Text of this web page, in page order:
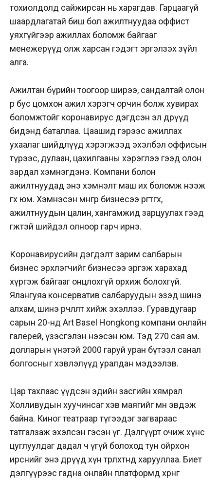
тохиолдолд сайжирсан нь харагдав. Гарцаагүй
шаардлагатай биш бол ажилтнуудаа оффист
уяхгүйгээр ажиллах боломж байгааг
менежерүүд олж харсан гэдэгт эргэлзэх зүйл
алга.
Ажилтан бүрийн тоогоор ширээ, сандалтай олон
өрөө бус цомхон ажил хэрэгч орчин болж хувирах
боломжтойг коронавирус дэгдсэн эл өдрүүд
бидэнд баталлаа. Цаашид гэрээс ажиллах
ухаалаг шийдлүүд хэрэгжээд эхэлбэл оффисын
түрээс, дулаан, цахилгааны хэрэглээ гээд олон
зардал хэмнэгдэнэ. Компани болон
ажилтнуудад энэ хэмнэлт маш их боломж нээж
өгөх юм. Хэмнэсэн мөнгөөрөө бизнесээ өргөтгөх,
ажилтнуудын цалин, хангамжид зарцуулах гээд
өгөөжтэй шийдэл олноор гарч ирнэ.
Коронавирусийн дэгдэлт зарим салбарын
бизнес эрхлэгчийг бизнесээ эргэж харахад
хүргэж байгааг онцлохгүй орхиж болохгүй.
Ялангуяа консерватив салбаруудын эзэд шинэ
алхам, шинэ өөрчлөлт хийж эхэллээ. Гуравдугаар
сарын 20-нд Art Basel Hongkong компани онлайн
галерей, үзэсгэлэн нээсэн юм. Тэд 270 сая ам.
долларын үнэтэй 2000 гаруй уран бүтээл санал
болгосныг хэвлэлүүд уралдан мэдээлэв.
Цар тахлаас үүдсэн эдийн засгийн хямрал
Холливудын хуучинсаг хэв маягийг мөн эвдэж
байна. Киног театраар түгээдэг загвараас
татгалзаж эхэлсэн гэсэн үг. Дэлгүүрт очиж хүнс
цуглуулдаг дадал ч үгүй болоход тун ойрхон
ирснийг энэ өдрүүд хүн төрөлхтөнд харууллаа. Биет
дэлгүүрээс гадна онлайн платформд хөрөнгө